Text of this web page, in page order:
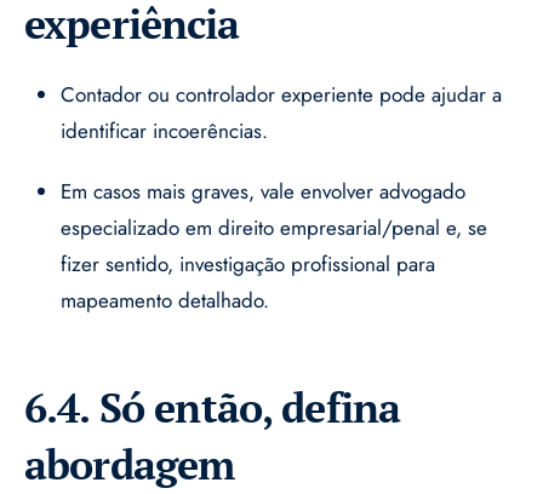
experiência
Contador ou controlador experiente pode ajudar a
identificar incoerências.
Em casos mais graves, vale envolver advogado
especializado em direito empresarial/penal e, se
fizer sentido, investigação profissional para
mapeamento detalhado.
6.4. Só então, defina
abordagem